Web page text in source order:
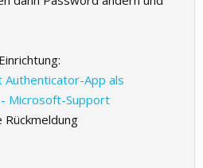
App als
Microsoft-Support
Rückmeldung